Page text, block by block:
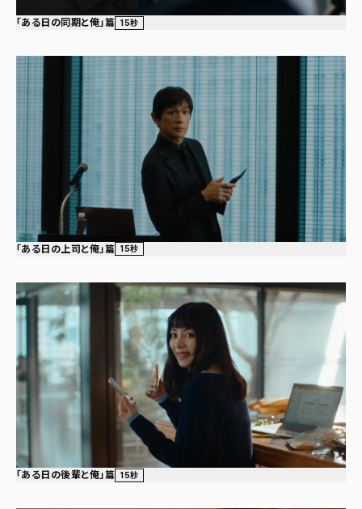
「ある日の同期と俺」篇 15秒
「ある日の上司と俺」篇 15秒
「ある日の後輩と俺」篇 15秒